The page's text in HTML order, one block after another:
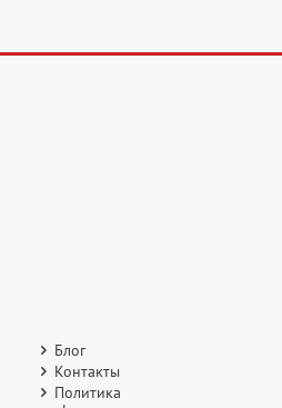
Блог
Контакты
Политика